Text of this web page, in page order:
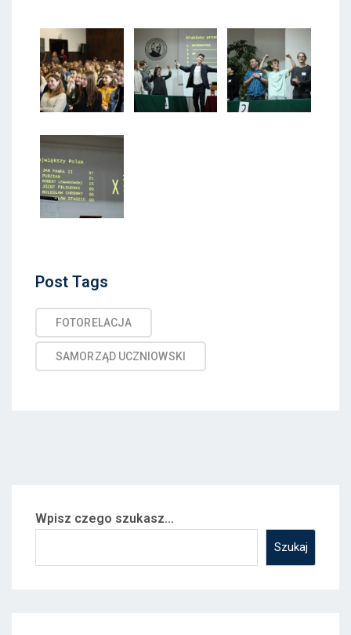
Post Tags
FOTORELACJA
SAMORZĄD UCZNIOWSKI
Wpisz czego szukasz...
Szukaj